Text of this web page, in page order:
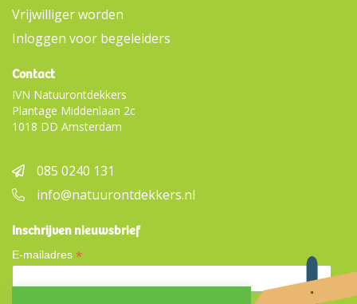
Vrijwilliger worden
Inloggen voor begeleiders
Contact
IVN Natuurontdekkers
Plantage Middenlaan 2c
1018 DD Amsterdam
085 0240 131
info@natuurontdekkers.nl
Inschrijven nieuwsbrief
E-mailadres *